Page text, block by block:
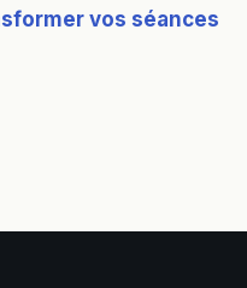
vos séances